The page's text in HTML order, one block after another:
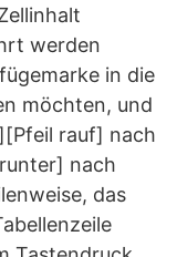
werden
in die
möchten, und
rauf] nach
nach
das